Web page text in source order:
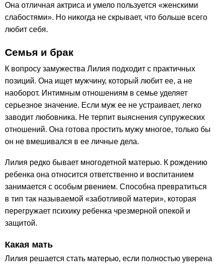
Она отличная актриса и умело пользуется «женскими
слабостями». Но никогда не скрывает, что больше всего
любит себя.
Семья и брак
К вопросу замужества Лилия подходит с практичных
позиций. Она ищет мужчину, который любит ее, а не
наоборот. Интимным отношениям в семье уделяет
серьезное значение. Если муж ее не устраивает, легко
заводит любовника. Не терпит выяснения супружеских
отношений. Она готова простить мужу многое, только бы
он не вмешивался в ее личные дела.
Лилия редко бывает многодетной матерью. К рождению
ребенка она относится ответственно и воспитанием
занимается с особым рвением. Способна превратиться
в тип так называемой «заботливой матери», которая
перегружает психику ребенка чрезмерной опекой и
защитой.
Какая мать
Лилия решается стать матерью, если полностью уверена